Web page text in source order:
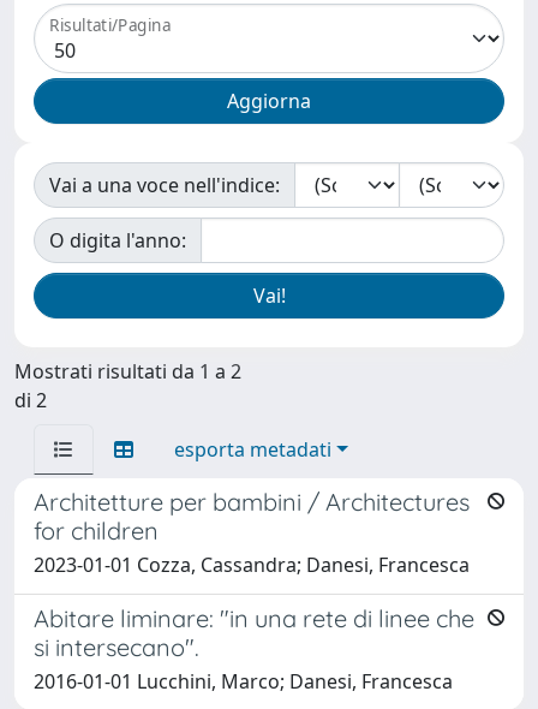
Risultati/Pagina
Vai a una voce nell'indice:
O digita l'anno:
Mostrati risultati da 1 a 2
di 2
esporta metadati
Architetture per bambini / Architectures
for children
2023-01-01 Cozza, Cassandra; Danesi, Francesca
Abitare liminare: "in una rete di linee che
si intersecano".
2016-01-01 Lucchini, Marco; Danesi, Francesca